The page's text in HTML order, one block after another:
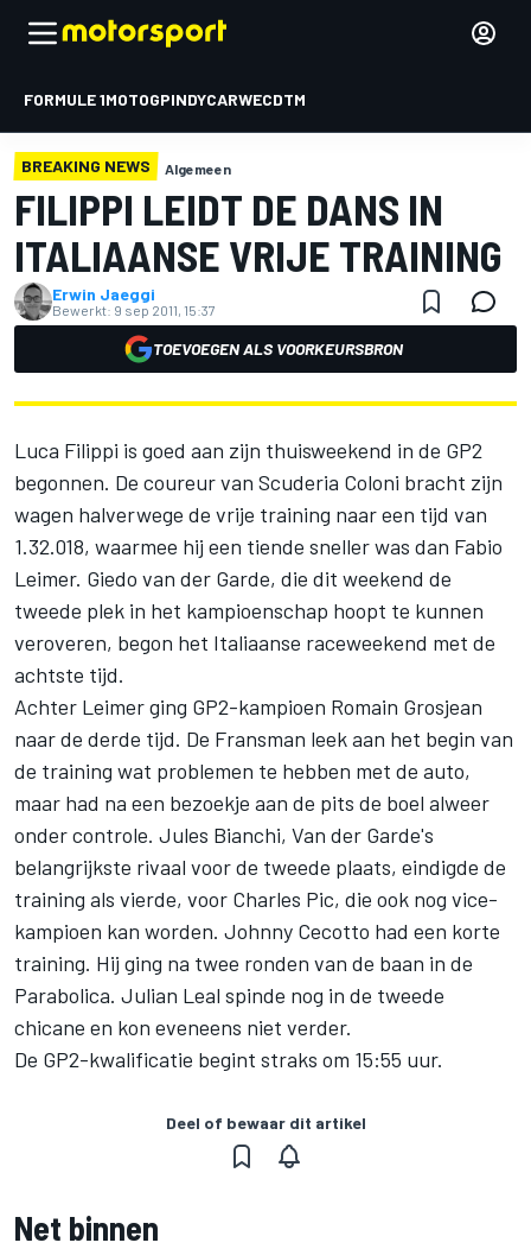
FORMULE 1MOTOGPINDYCARWECDTM
BREAKING NEWS Algemeen
FILIPPI LEIDT DE DANS IN
ITALIAANSE VRIJE TRAINING
Erwin Jaeggi
Bewerkt: 9 sep 2011, 15:37
TOEVOEGEN ALS VOORKEURSBRON
Luca Filippi is goed aan zijn thuisweekend in de GP2
begonnen. De coureur van Scuderia Coloni bracht zijn
wagen halverwege de vrije training naar een tijd van
1.32.018, waarmee hij een tiende sneller was dan Fabio
Leimer. Giedo van der Garde, die dit weekend de
tweede plek in het kampioenschap hoopt te kunnen
veroveren, begon het Italiaanse raceweekend met de
achtste tijd.
Achter Leimer ging GP2-kampioen Romain Grosjean
naar de derde tijd. De Fransman leek aan het begin van
de training wat problemen te hebben met de auto,
maar had na een bezoekje aan de pits de boel alweer
onder controle. Jules Bianchi, Van der Garde's
belangrijkste rivaal voor de tweede plaats, eindigde de
training als vierde, voor Charles Pic, die ook nog vice-
kampioen kan worden. Johnny Cecotto had een korte
training. Hij ging na twee ronden van de baan in de
Parabolica. Julian Leal spinde nog in de tweede
chicane en kon eveneens niet verder.
De GP2-kwalificatie begint straks om 15:55 uur.
Deel of bewaar dit artikel
Net binnen